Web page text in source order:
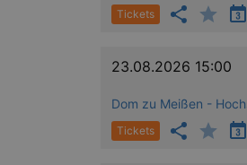
Tickets
23.08.2026 15:00
Dom zu Meißen -
Tickets